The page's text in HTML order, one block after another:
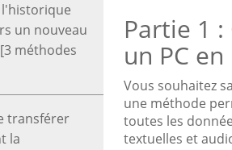
un nouveau
méthodes
transférer
la
Partie 1
un PC en
Vous souhaitez
une méthode
toutes les
textuelles et